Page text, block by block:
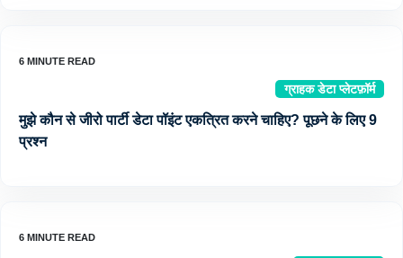
ग्राहक डेटा प्लेटफ़ॉर्म
मुझे कौन से जीरो पार्टी डेटा पॉइंट एकत्रित करने चाहिए? पूछने के लिए 9
प्रश्न